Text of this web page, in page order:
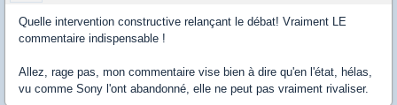
Quelle intervention constructive relançant le débat! Vraiment LE
commentaire indispensable !
Allez, rage pas, mon commentaire vise bien à dire qu'en l'état, hélas,
vu comme Sony l'ont abandonné, elle ne peut pas vraiment rivaliser.